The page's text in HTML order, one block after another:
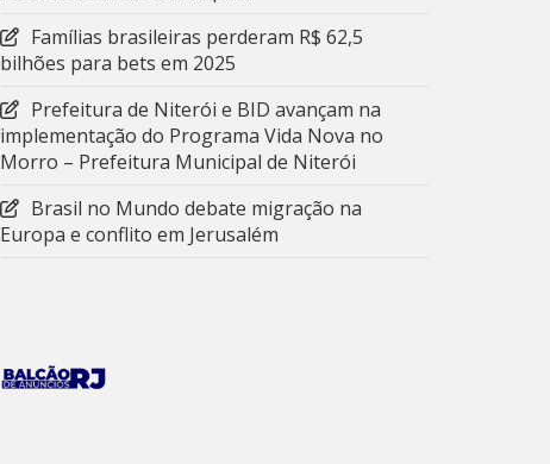
Famílias brasileiras perderam R$ 62,5
bilhões para bets em 2025
Prefeitura de Niterói e BID avançam na
implementação do Programa Vida Nova no
Morro – Prefeitura Municipal de Niterói
Brasil no Mundo debate migração na
Europa e conflito em Jerusalém